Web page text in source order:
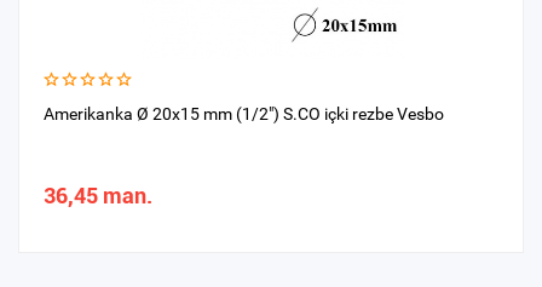
Amerikanka Ø 20x15 mm (1/2") S.CO içki rezbe Vesbo
36,45 man.